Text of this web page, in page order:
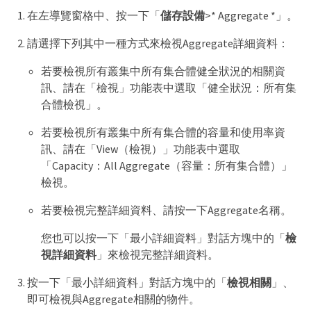
在左導覽窗格中、按一下「儲存設備>* Aggregate *」。
請選擇下列其中一種方式來檢視Aggregate詳細資料：
若要檢視所有叢集中所有集合體健全狀況的相關資
訊、請在「檢視」功能表中選取「健全狀況：所有集
合體檢視」。
若要檢視所有叢集中所有集合體的容量和使用率資
訊、請在「View（檢視）」功能表中選取
「Capacity：All Aggregate（容量：所有集合體）」
檢視。
若要檢視完整詳細資料、請按一下Aggregate名稱。
您也可以按一下「最小詳細資料」對話方塊中的「檢
視詳細資料」來檢視完整詳細資料。
按一下「最小詳細資料」對話方塊中的「檢視相關 」、
即可檢視與Aggregate相關的物件。